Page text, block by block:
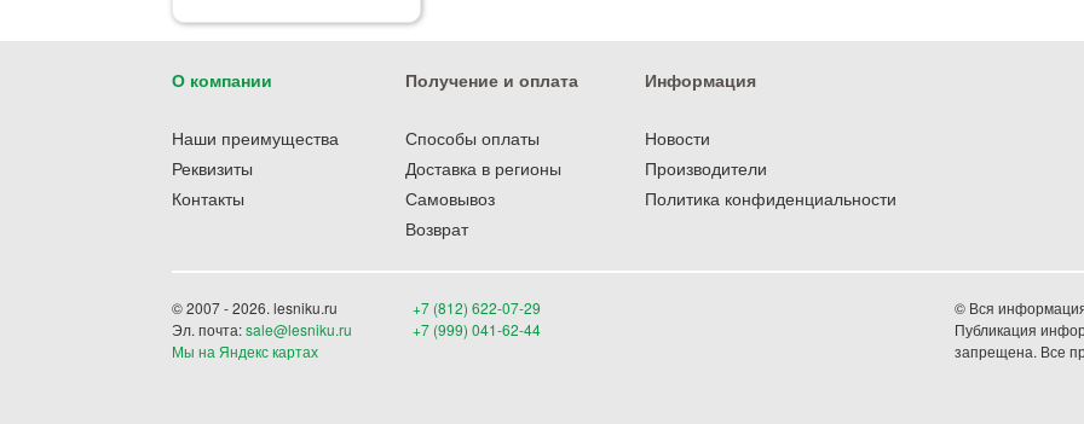
О компании
Наши преимущества
Реквизиты
Контакты
Получение и оплата
Способы оплаты
Доставка в регионы
Самовывоз
Возврат
Информация
Новости
Производители
Политика конфиденциальности
© 2007 - 2026. lesniku.ru
Эл. почта:sale@lesniku.ru
Мы на Яндекс картах
+7 (812) 622-07-29
+7 (999) 041-62-44
© Вся информация
Публикация
запрещена. Все